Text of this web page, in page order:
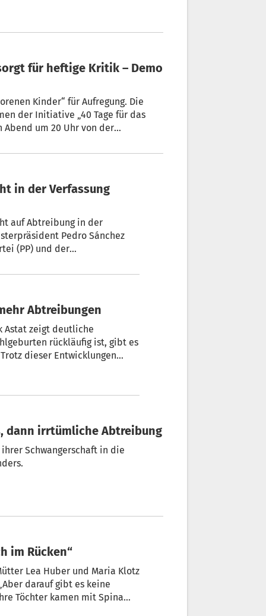
Kinder“ für Aufregung. Die
der Initiative „40 Tage für das
Abend um 20 Uhr von der
Auf der Glocke steht die
in der Verfassung
auf Abtreibung in der
Pedro Sánchez
(PP) und der
Abtreibungen
Astat zeigt deutliche
rückläufig ist, gibt es
dieser Entwicklungen
dann irrtümliche Abtreibung
Schwangerschaft in die
im Rücken“
Lea Huber und Maria Klotz
darauf gibt es keine
Töchter kamen mit Spina